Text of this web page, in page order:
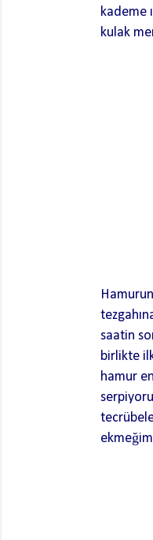
kademe
kulak
H
saatin
birlikte
hamur